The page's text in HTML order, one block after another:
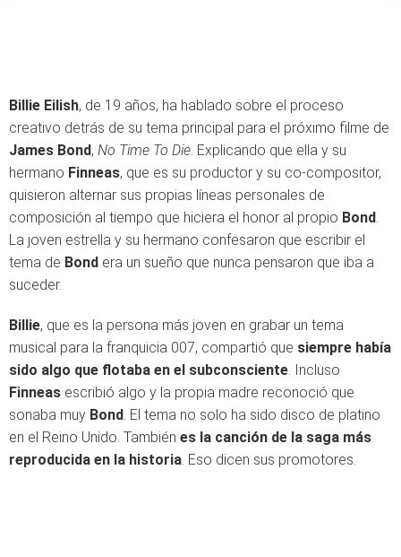
Billie Eilish, de 19 años, ha hablado sobre el proceso
creativo detrás de su tema principal para el próximo filme de
James Bond, No Time To Die. Explicando que ella y su
hermano Finneas, que es su productor y su co-compositor,
quisieron alternar sus propias líneas personales de
composición al tiempo que hiciera el honor al propio Bond.
La joven estrella y su hermano confesaron que escribir el
tema de Bond era un sueño que nunca pensaron que iba a
suceder.
Billie, que es la persona más joven en grabar un tema
musical para la franquicia 007, compartió que siempre había
sido algo que flotaba en el subconsciente. Incluso
Finneas escribió algo y la propia madre reconoció que
sonaba muy Bond. El tema no solo ha sido disco de platino
en el Reino Unido. También es la canción de la saga más
reproducida en la historia. Eso dicen sus promotores.